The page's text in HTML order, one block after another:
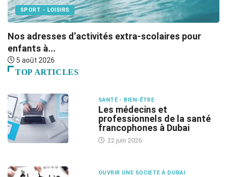
SPORT - LOISIRS
Nos adresses d’activités extra-scolaires pour
enfants à...
5 août 2026
TOP ARTICLES
SANTÉ - BIEN-ÊTRE
Les médecins et
professionnels de la santé
francophones à Dubai
22 juin 2026
OUVRIR UNE SOCIETE À DUBAI